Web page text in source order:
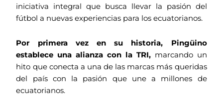
iniciativa integral que busca llevar la pasión del
fútbol a nuevas experiencias para los ecuatorianos.
Por primera vez en su historia, Pingüino
establece una alianza con la TRI, marcando un
hito que conecta a una de las marcas más queridas
del país con la pasión que une a millones de
ecuatorianos.